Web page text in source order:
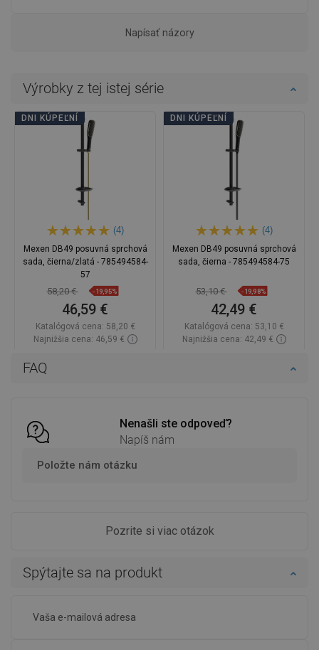
FAQ
Nenašli ste odpoveď?
Napíš nám
Položte nám otázku
Pozrite si viac otázok
Napísať názory
Spýtajte sa na produkt
Výrobky z tej istej série
DNI KÚPEĽNÍ
(4)
Mexen DB49 posuvná sprchová
sada, čierna/zlatá - 785494584-
57
58,20 € -19,95%
46,59 €
Katalógová cena: 58,20 €
Najnižšia cena: 46,59 €
DNI KÚPEĽNÍ
(4)
Mexen DB49 posuvná sprchová
sada, čierna - 785494584-75
53,10 € -19,98%
42,49 €
Katalógová cena: 53,10 €
Najnižšia cena: 42,49 €